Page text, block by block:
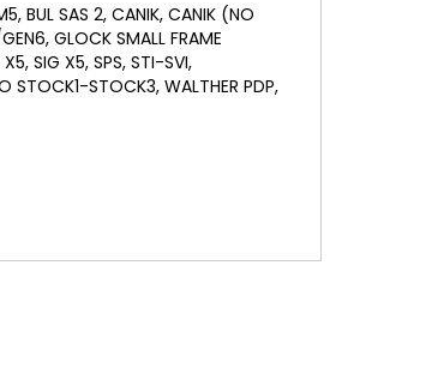
BUL SAS 2, CANIK, CANIK (NO
GLOCK SMALL FRAME
SIG X5, SPS, STI-SVI,
STOCK1-STOCK3, WALTHER PDP,